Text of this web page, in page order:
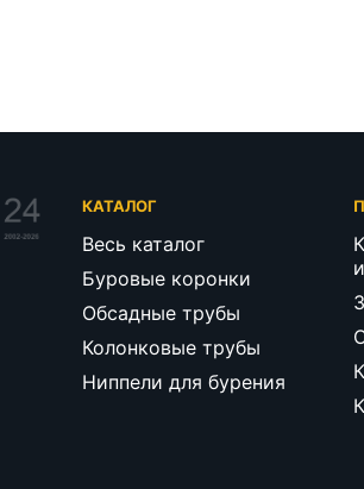
КАТАЛОГ
Весь каталог
Буровые коронки
Обсадные трубы
Колонковые трубы
Ниппели для бурения